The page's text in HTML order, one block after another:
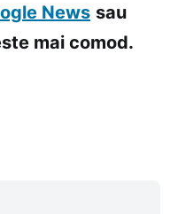
News sau
mai comod.